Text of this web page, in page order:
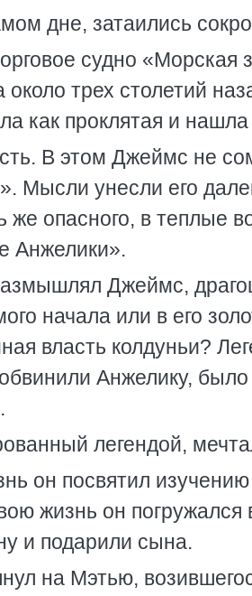
дне, затаились
судно «Морская
около трех столетий
как проклятая и
В этом Джеймс не
Мысли унесли его
же опасного, в
Анжелики».
Джеймс,
начала или в его
власть колдуньи?
Анжелику,
легендой,
он посвятил
жизнь он
и подарили сына.
на Мэтью,